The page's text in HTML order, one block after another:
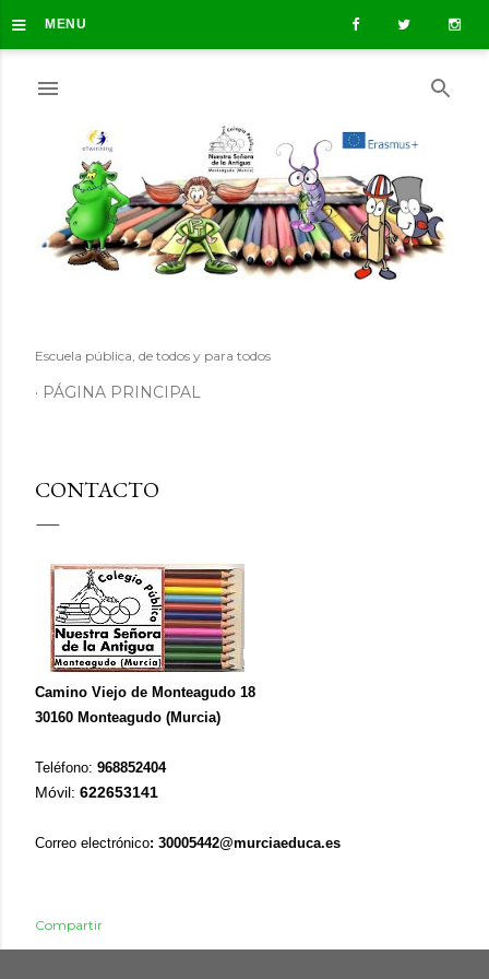
≡ MENU Ir al contenido principal
Escuela pública, de todos y para todos
PÁGINA PRINCIPAL
CONTACTO
Camino Viejo de Monteagudo 18
30160 Monteagudo (Murcia)
Teléfono: 968852404
Móvil: 622653141
Correo electrónico: 30005442@murciaeduca.es
Compartir